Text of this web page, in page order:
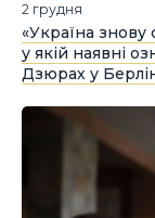
2 грудня
«Україна знову
у якій наявні
Дзюрах у